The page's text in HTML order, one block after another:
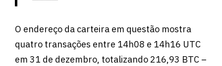
O endereço da carteira em questão mostra
quatro transações entre 14h08 e 14h16 UTC
em 31 de dezembro, totalizando 216,93 BTC –